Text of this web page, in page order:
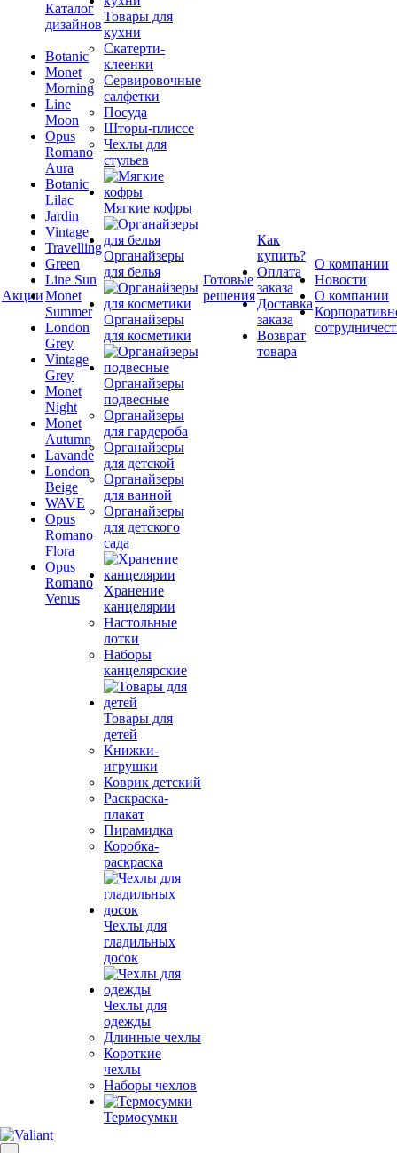
Акции
Каталог
дизайнов
Botanic
Monet
Morning
Line
Moon
Opus
Romano
Aura
Botanic
Lilac
Jardin
Vintage
Travelling
Green
Line Sun
Monet
Summer
London
Grey
Vintage
Grey
Monet
Night
Monet
Autumn
Lavande
London
Beige
WAVE
Opus
Romano
Flora
Opus
Romano
Venus
Товары для
кухни
Скатерти-
клеенки
Сервировочные
салфетки
Посуда
Шторы-плиссе
Чехлы для
стульев
Мягкие кофры
Органайзеры
для белья
Органайзеры
для косметики
Органайзеры
подвесные
Органайзеры
для гардероба
Органайзеры
для детской
Органайзеры
для ванной
Органайзеры
для детского
сада
Хранение
канцелярии
Настольные
лотки
Наборы
канцелярские
Товары для
детей
Книжки-
игрушки
Коврик детский
Раскраска-
плакат
Пирамидка
Коробка-
раскраска
Чехлы для
гладильных
досок
Чехлы для
одежды
Длинные чехлы
Короткие
чехлы
Наборы чехлов
Термосумки
Готовые
решения
Как
купить?
Оплата
заказа
Доставка
заказа
Возврат
товара
О компании
Новости
О компании